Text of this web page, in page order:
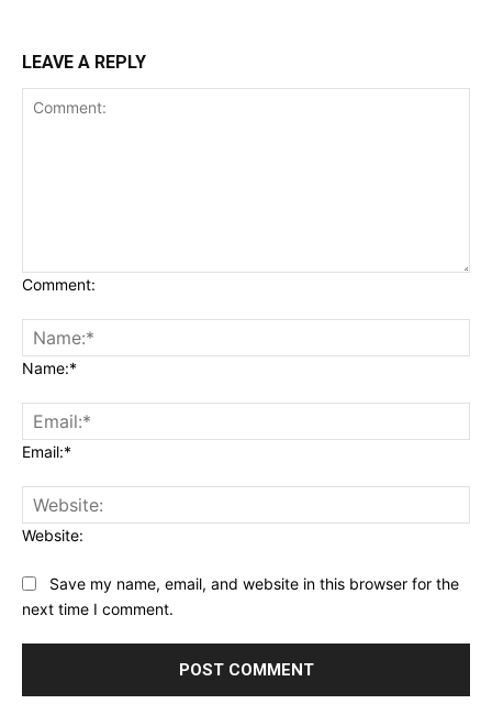
LEAVE A REPLY
Comment:
Name:*
Email:*
Website:
Save my name, email, and website in this browser for the
next time I comment.